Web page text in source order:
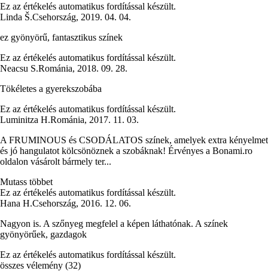
Ez az értékelés automatikus fordítással készült.
Linda Š.Csehország, 2019. 04. 04.
ez gyönyörű, fantasztikus színek
Ez az értékelés automatikus fordítással készült.
Neacsu S.Románia, 2018. 09. 28.
Tökéletes a gyerekszobába
Ez az értékelés automatikus fordítással készült.
Luminitza H.Románia, 2017. 11. 03.
A FRUMINOUS és CSODÁLATOS színek, amelyek extra kényelmet
és jó hangulatot kölcsönöznek a szobáknak! Érvényes a Bonami.ro
oldalon vásárolt bármely ter...
Mutass többet
Ez az értékelés automatikus fordítással készült.
Hana H.Csehország, 2016. 12. 06.
Nagyon is. A szőnyeg megfelel a képen láthatónak. A színek
gyönyörűek, gazdagok
Ez az értékelés automatikus fordítással készült.
összes vélemény (32)